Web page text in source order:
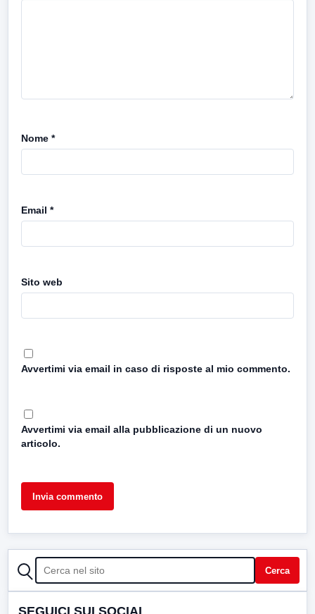
Nome *
Email *
Sito web
Avvertimi via email in caso di risposte al mio commento.
Avvertimi via email alla pubblicazione di un nuovo
articolo.
CERCA Cerca